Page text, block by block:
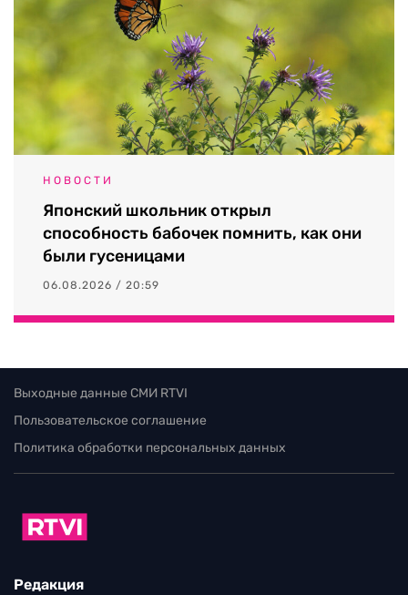
НОВОСТИ
Японский школьник открыл
способность бабочек помнить, как они
были гусеницами
06.08.2026 / 20:59
Выходные данные СМИ RTVI
Пользовательское соглашение
Политика обработки персональных данных
Редакция